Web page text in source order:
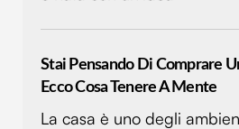
Stai Pensando Di Comprare
Ecco Cosa Tenere A Mente
La casa è uno degli